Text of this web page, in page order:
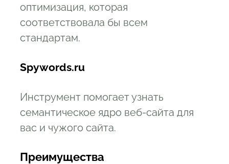
оптимизация, которая
соответствовала бы всем
стандартам.
Spywords.ru
Инструмент помогает узнать
семантическое ядро веб-сайта для
вас и чужого сайта.
Преимущества